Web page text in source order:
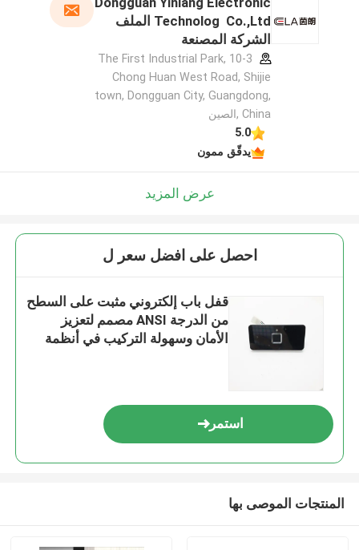
Technolog Co.,Ltd الملف
الشركة المصنعة
10-3 The First Industrial Park,
Chong Huan West Road, Shijie
town, Dongguan City, Guangdong,
China ,الصين
5.0
يدقّق ممون
عرض المزيد
احصل على افضل سعر ل
قفل باب إلكتروني مثبت على السطح
من الدرجة ANSI مصمم لتعزيز
الأمان وسهولة التركيب في أنظمة
استمر
المنتجات الموصى بها